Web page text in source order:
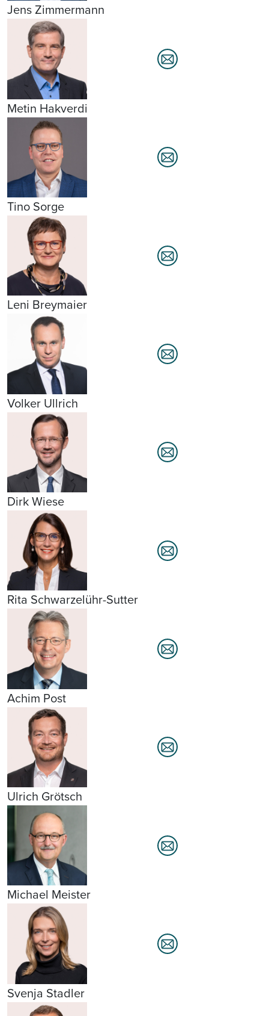
Jens Zimmermann
Metin Hakverdi
Tino Sorge
Leni Breymaier
Volker Ullrich
Dirk Wiese
Rita Schwarzelühr-Sutter
Achim Post
Ulrich Grötsch
Michael Meister
Svenja Stadler